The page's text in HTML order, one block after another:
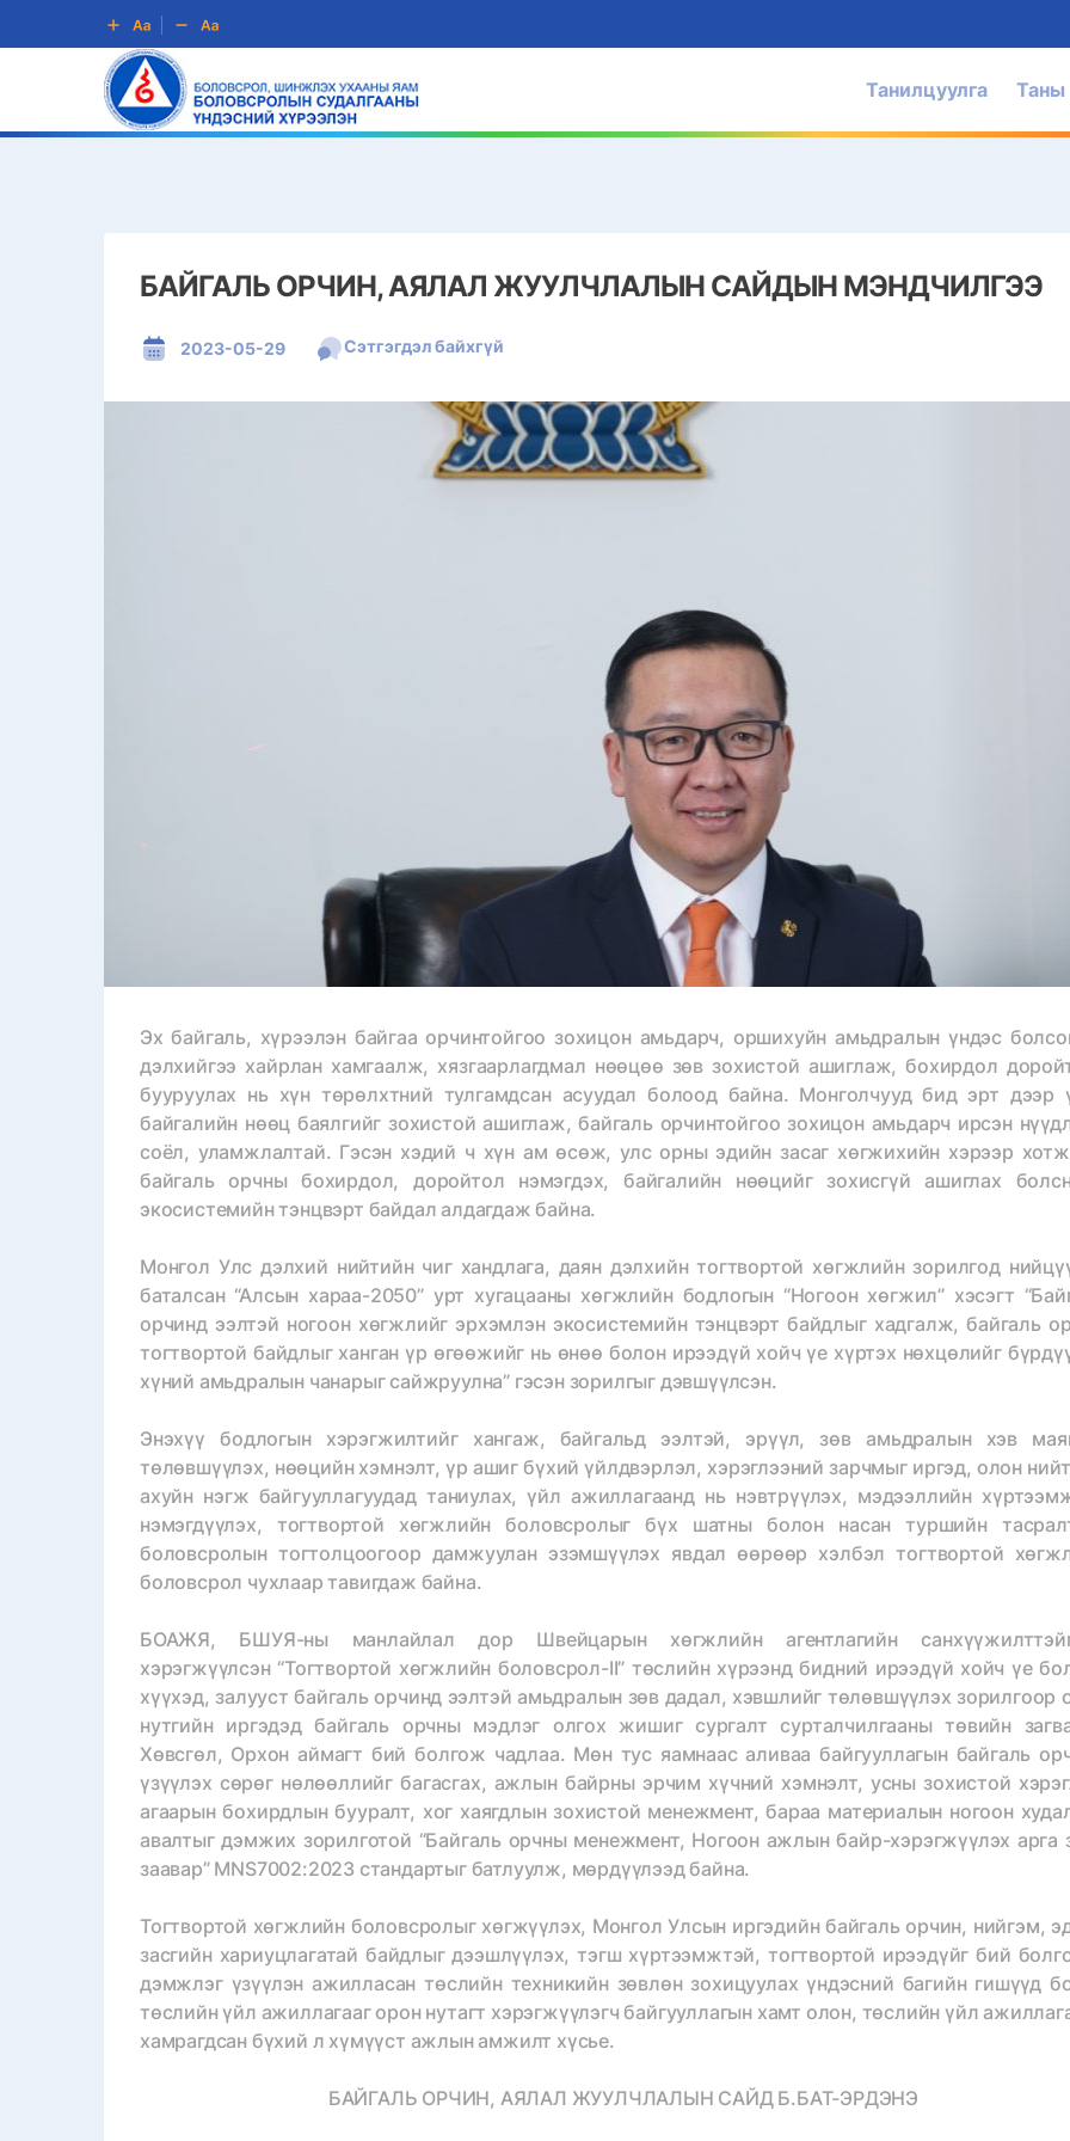
Танилцуулга Таны
БАЙГАЛЬ ОРЧИН, АЯЛАЛ ЖУУЛЧЛАЛЫН САЙДЫН МЭНДЧИЛГЭЭ
2023-05-29 Сэтгэгдэл байхгүй
Эх байгаль, хүрээлэн байгаа орчинтойгоо зохицон амьдарч, оршихуйн амьдралын үндэс
дэлхийгээ хайрлан хамгаалж, хязгаарлагдмал нөөцөө зөв зохистой ашиглаж, бохирдол
бууруулах нь хүн төрөлхтний тулгамдсан асуудал болоод байна. Монголчууд бид эрт дээр
байгалийн нөөц баялгийг зохистой ашиглаж, байгаль орчинтойгоо зохицон амьдарч ирсэн
соёл, уламжлалтай. Гэсэн хэдий ч хүн ам өсөж, улс орны эдийн засаг хөгжихийн хэрээр
байгаль орчны бохирдол, доройтол нэмэгдэх, байгалийн нөөцийг зохисгүй ашиглах
экосистемийн тэнцвэрт байдал алдагдаж байна.
Монгол Улс дэлхий нийтийн чиг хандлага, даян дэлхийн тогтвортой хөгжлийн зорилгод
баталсан “Алсын хараа-2050” урт хугацааны хөгжлийн бодлогын “Ногоон хөгжил” хэсэгт
орчинд ээлтэй ногоон хөгжлийг эрхэмлэн экосистемийн тэнцвэрт байдлыг хадгалж, байгаль
тогтвортой байдлыг ханган үр өгөөжийг нь өнөө болон ирээдүй хойч үе хүртэх нөхцөлийг
хүний амьдралын чанарыг сайжруулна” гэсэн зорилгыг дэвшүүлсэн.
Энэхүү бодлогын хэрэгжилтийг хангаж, байгальд ээлтэй, эрүүл, зөв амьдралын хэв
төлөвшүүлэх, нөөцийн хэмнэлт, үр ашиг бүхий үйлдвэрлэл, хэрэглээний зарчмыг иргэд, олон
ахуйн нэгж байгууллагуудад таниулах, үйл ажиллагаанд нь нэвтрүүлэх, мэдээллийн
нэмэгдүүлэх, тогтвортой хөгжлийн боловсролыг бүх шатны болон насан туршийн
боловсролын тогтолцоогоор дамжуулан эзэмшүүлэх явдал өөрөөр хэлбэл тогтвортой
боловсрол чухлаар тавигдаж байна.
БОАЖЯ, БШУЯ-ны манлайлал дор Швейцарын хөгжлийн агентлагийн
хэрэгжүүлсэн “Тогтвортой хөгжлийн боловсрол-II” төслийн хүрээнд бидний ирээдүй хойч үе
хүүхэд, залууст байгаль орчинд ээлтэй амьдралын зөв дадал, хэвшлийг төлөвшүүлэх зорилгоор
нутгийн иргэдэд байгаль орчны мэдлэг олгох жишиг сургалт сурталчилгааны төвийн
Хөвсгөл, Орхон аймагт бий болгож чадлаа. Мөн тус яамнаас аливаа байгууллагын байгаль
үзүүлэх сөрөг нөлөөллийг багасгах, ажлын байрны эрчим хүчний хэмнэлт, усны зохистой
агаарын бохирдлын бууралт, хог хаягдлын зохистой менежмент, бараа материалын ногоон
авалтыг дэмжих зорилготой “Байгаль орчны менежмент, Ногоон ажлын байр-хэрэгжүүлэх арга
заавар” MNS7002:2023 стандартыг батлуулж, мөрдүүлээд байна.
Тогтвортой хөгжлийн боловсролыг хөгжүүлэх, Монгол Улсын иргэдийн байгаль орчин, нийгэм,
засгийн хариуцлагатай байдлыг дээшлүүлэх, тэгш хүртээмжтэй, тогтвортой ирээдүйг бий
дэмжлэг үзүүлэн ажилласан төслийн техникийн зөвлөн зохицуулах үндэсний багийн гишүүд
төслийн үйл ажиллагааг орон нутагт хэрэгжүүлэгч байгууллагын хамт олон, төслийн үйл
хамрагдсан бүхий л хүмүүст ажлын амжилт хүсье.
БАЙГАЛЬ ОРЧИН, АЯЛАЛ ЖУУЛЧЛАЛЫН САЙД Б.БАТ-ЭРДЭНЭ